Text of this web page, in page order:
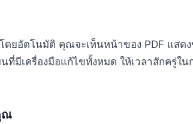
ดยอัตโนมัติ คุณจะเห็นหน้าของ PDF แสด
ที่มีเครื่องมือแก้ไขทั้งหมด ให้เวลาสักครู่ใน
ณ